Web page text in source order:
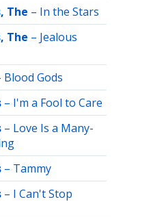
The – In the Stars
The – Jealous
Blood Gods
– I'm a Fool to Care
– Love Is a Many-
– Tammy
– I Can't Stop